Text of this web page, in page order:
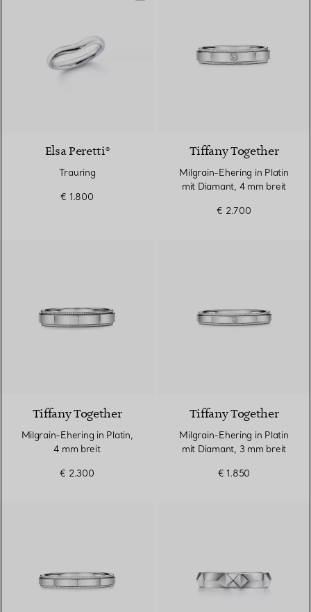
Elsa Peretti®
Trauring
€ 1.800
Tiffany Together
Milgrain-Ehering in Platin
mit Diamant, 4 mm breit
€ 2.700
Tiffany Together
Milgrain-Ehering in Platin,
4 mm breit
€ 2.300
Tiffany Together
Milgrain-Ehering in Platin
mit Diamant, 3 mm breit
€ 1.850